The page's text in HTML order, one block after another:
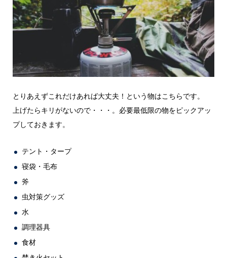
とりあえずこれだけあれば大丈夫！という物はこちらです。
上げたらキリがないので・・・。必要最低限の物をピックアッ
プしておきます。
テント・タープ
寝袋・毛布
斧
虫対策グッズ
水
調理器具
食材